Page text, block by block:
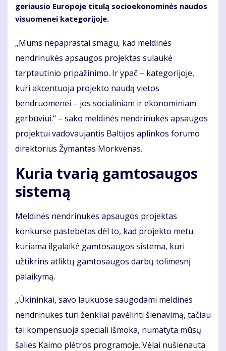
geriausio Europoje titulą socioekonominės naudos
visuomenei kategorijoje.
„Mums nepaprastai smagu, kad meldinės
nendrinukės apsaugos projektas sulaukė
tarptautinio pripažinimo. Ir ypač – kategorijoje,
kuri akcentuoja projekto naudą vietos
bendruomenei – jos socialiniam ir ekonominiam
gerbūviui.“ – sako meldinės nendrinukės apsaugos
projektui vadovaujantis Baltijos aplinkos forumo
direktorius Žymantas Morkvėnas.
Kuria tvarią gamtosaugos
sistemą
Meldinės nendrinukės apsaugos projektas
konkurse pastebėtas dėl to, kad projekto metu
kuriama ilgalaikė gamtosaugos sistema, kuri
užtikrins atliktų gamtosaugos darbų tolimesnį
palaikymą.
„Ūkininkai, savo laukuose saugodami meldines
nendrinukes turi ženkliai pavėlinti šienavimą, tačiau
tai kompensuoja speciali išmoka, numatyta mūsų
šalies Kaimo plėtros programoje. Vėlai nušienauta